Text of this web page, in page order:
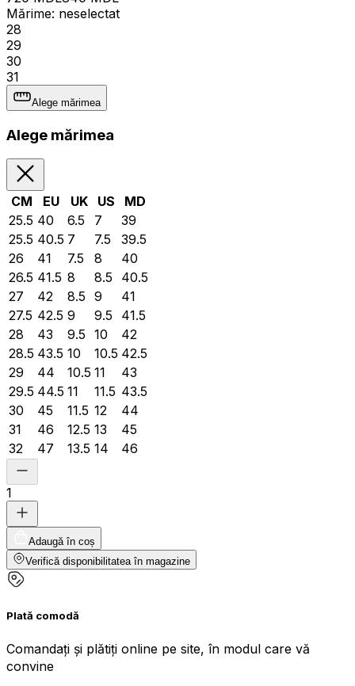
Mărime: neselectat
28
29
30
31
Alege mărimea
Alege mărimea
CM EU UK US
MD
25.5 40 6.5 7
39
25.5 40.5 7 7.5
39.5
26
41 7.5 8
40
26.5 41.5 8 8.5
40.5
27
42 8.5 9
41
27.5 42.5 9 9.5
41.5
28
43 9.5 10
42
28.5 43.5 10 10.5 42.5
29
44 10.5 11
43
29.5 44.5 11 11.5 43.5
30
45 11.5 12
44
31
46 12.5 13
45
32
47 13.5 14 46
1
Adaugă în coș
Verifică disponibilitatea în magazine
Plată comodă
Comandați și plătiți online pe site, în modul care vă
convine